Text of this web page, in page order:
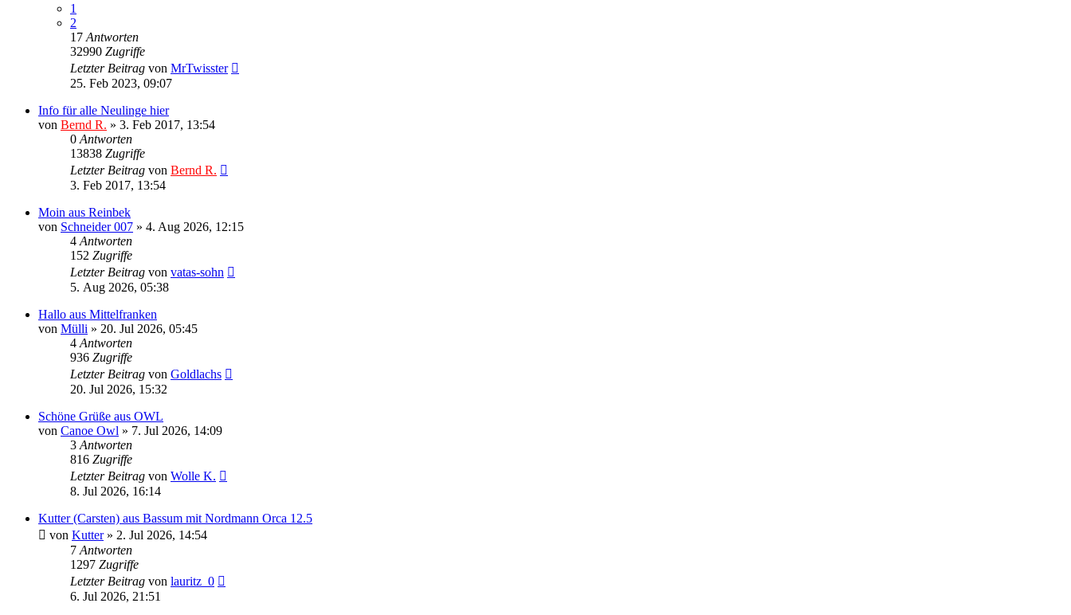
1
2
17 Antworten
32990 Zugriffe
Letzter Beitrag von MrTwisster
25. Feb 2023, 09:07
Info für alle Neulinge hier
von Bernd R. » 3. Feb 2017, 13:54
0 Antworten
13838 Zugriffe
Letzter Beitrag von Bernd R.
3. Feb 2017, 13:54
Moin aus Reinbek
von Schneider 007 » 4. Aug 2026, 12:15
4 Antworten
152 Zugriffe
Letzter Beitrag von vatas-sohn
5. Aug 2026, 05:38
Hallo aus Mittelfranken
von Mülli » 20. Jul 2026, 05:45
4 Antworten
936 Zugriffe
Letzter Beitrag von Goldlachs
20. Jul 2026, 15:32
Schöne Grüße aus OWL
von Canoe Owl » 7. Jul 2026, 14:09
3 Antworten
816 Zugriffe
Letzter Beitrag von Wolle K.
8. Jul 2026, 16:14
Kutter (Carsten) aus Bassum mit Nordmann Orca 12.5
von Kutter» 2. Jul 2026, 14:54
7 Antworten
1297 Zugriffe
Letzter Beitrag von lauritz_0
6. Jul 2026, 21:51